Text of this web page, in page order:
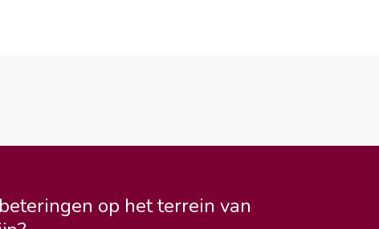
op het terrein van